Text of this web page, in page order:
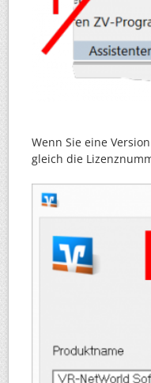
Wenn Sie eine
gleich die